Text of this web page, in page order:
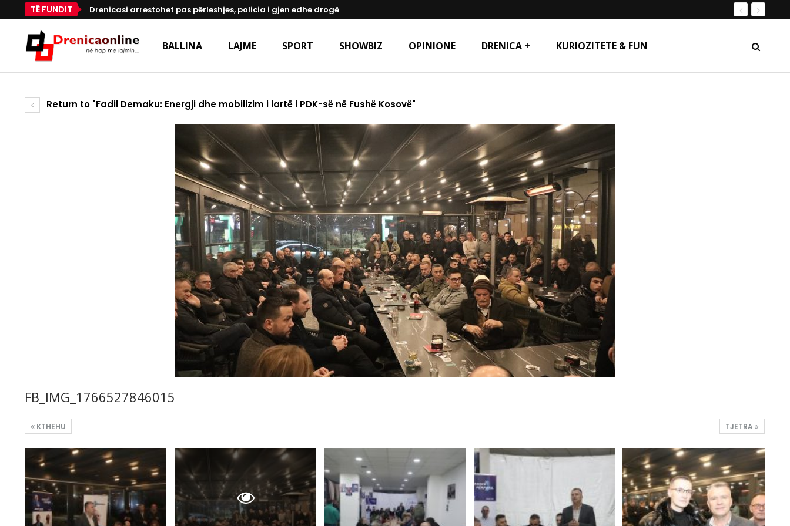
TË FUNDIT Drenicasi arrestohet pas përleshjes, policia i gjen edhe drogë
BALLINA LAJME SPORT SHOWBIZ OPINIONE DRENICA + KURIOZITETE & FUN
Return to "Fadil Demaku: Energji dhe mobilizim i lartë i PDK-së në Fushë Kosovë"
FB_IMG_1766527846015
TJETRA
KTHEHU